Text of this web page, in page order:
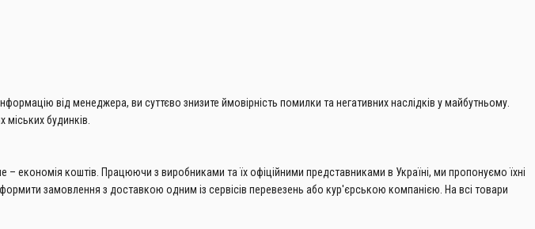
від менеджера, ви суттєво знизите ймовірність помилки та негативних наслідків у майбутньому.
будинків.
економія коштів. Працюючи з виробниками та їх офіційними представниками в Україні, ми пропонуємо їхні
замовлення з доставкою одним із сервісів перевезень або кур'єрською компанією. На всі товари